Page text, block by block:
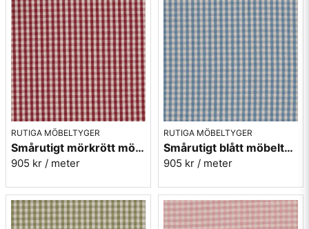
RUTIGA MÖBELTYGER
Smårutigt mörkrött möbeltyg - Mini Ruta nr.1030
905 kr / meter
RUTIGA MÖBELTYGER
Smårutigt blått möbeltyg - Mini Ruta nr.1052
905 kr / meter
Ericsson.
Mera rutiga möbeltyger